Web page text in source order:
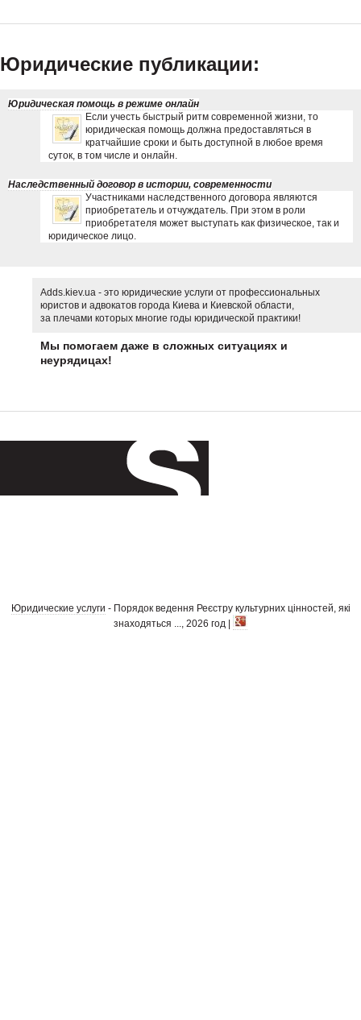
Юридические публикации:
Юридическая помощь в режиме онлайн
Если учесть быстрый ритм современной жизни, то
юридическая помощь должна предоставляться в
кратчайшие сроки и быть доступной в любое время
суток, в том числе и онлайн.
Наследственный договор в истории, современности
Участниками наследственного договора являются
приобретатель и отчуждатель. При этом в роли
приобретателя может выступать как физическое, так и
юридическое лицо.
Adds.kiev.ua - это юридические услуги от профессиональных
юристов и адвокатов города Киева и Киевской области,
за плечами которых многие годы юридической практики!
Мы помогаем даже в сложных ситуациях и
неурядицах!
Юридические услуги - Порядок ведення Реєстру культурних цінностей, які
знаходяться ..., 2026 год |